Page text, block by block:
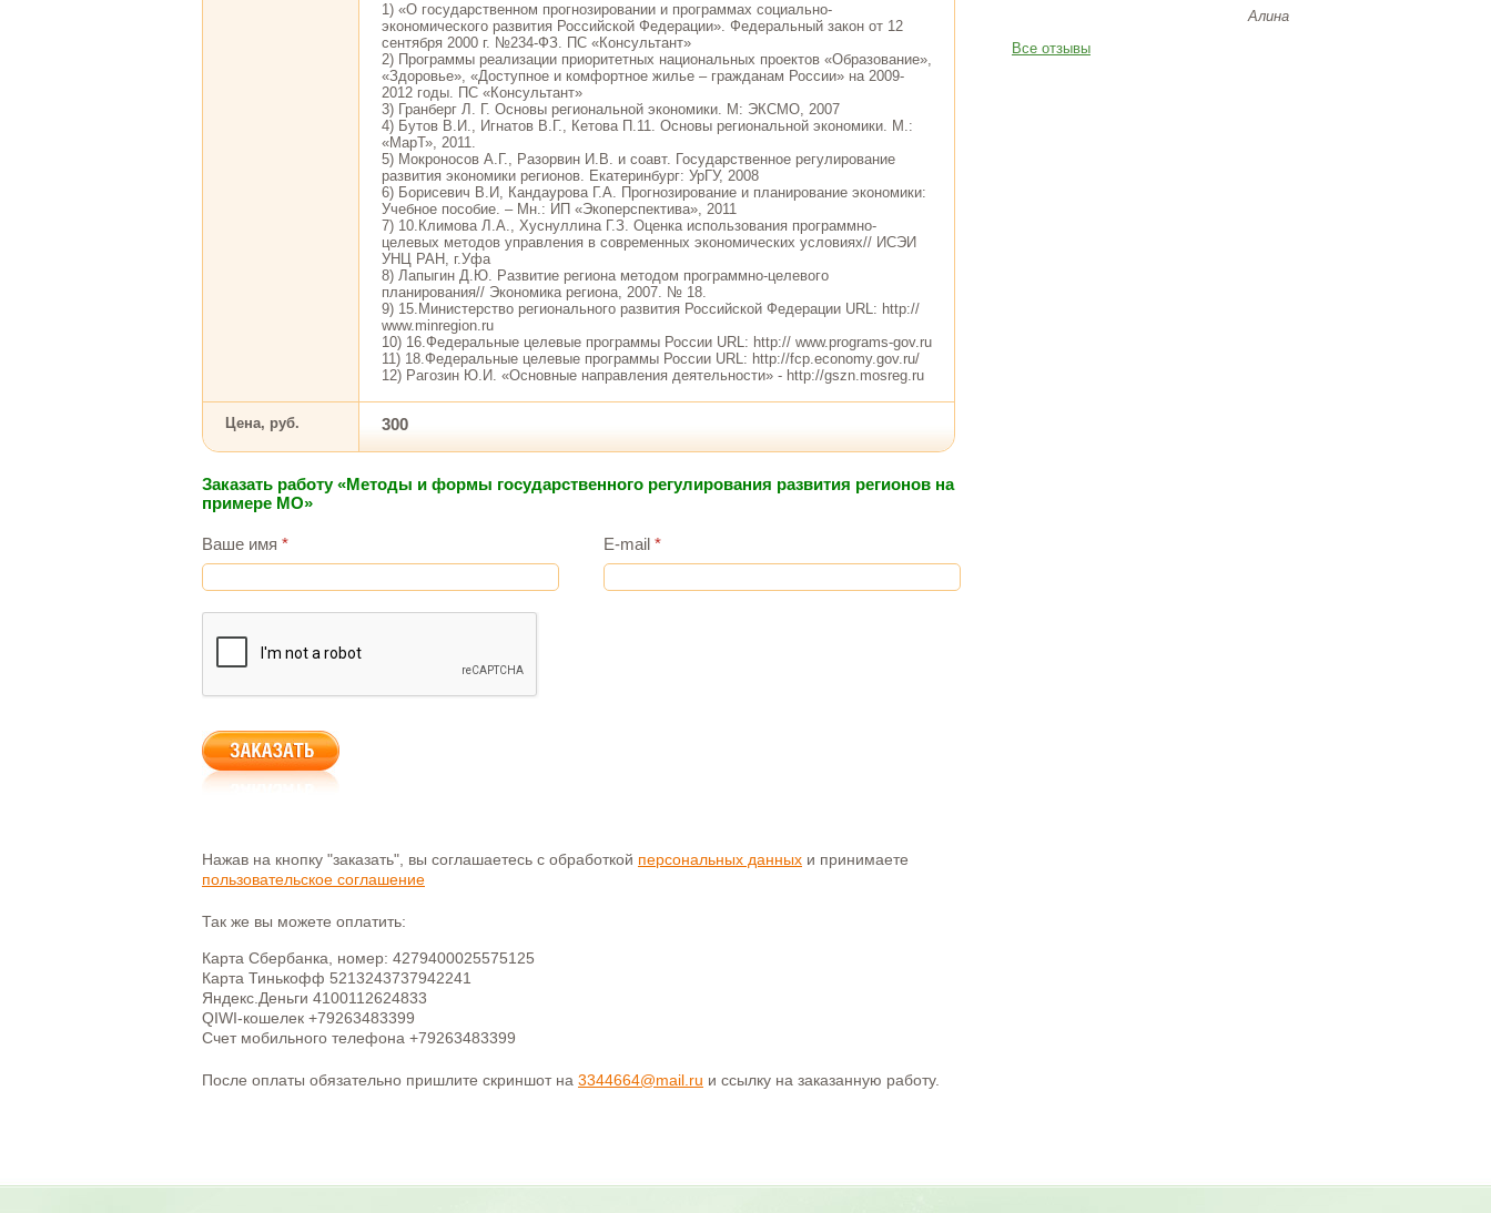
1) «О государственном прогнозировании и программах социально-
экономического развития Российской Федерации». Федеральный закон от 12
сентября 2000 г. №234-ФЗ. ПС «Консультант»
2) Программы реализации приоритетных национальных проектов «Образование»,
«Здоровье», «Доступное и комфортное жилье – гражданам России» на 2009-
2012 годы. ПС «Консультант»
3) Гранберг Л. Г. Основы региональной экономики. М: ЭКСМО, 2007
4) Бутов В.И., Игнатов В.Г., Кетова П.11. Основы региональной экономики. М.:
«МарТ», 2011.
5) Мокроносов А.Г., Разорвин И.В. и соавт. Государственное регулирование
развития экономики регионов. Екатеринбург: УрГУ, 2008
6) Борисевич В.И, Кандаурова Г.А. Прогнозирование и планирование экономики:
Учебное пособие. – Мн.: ИП «Экоперспектива», 2011
7) 10.Климова Л.А., Хуснуллина Г.З. Оценка использования программно-
целевых методов управления в современных экономических условиях// ИСЭИ
УНЦ РАН, г.Уфа
8) Лапыгин Д.Ю. Развитие региона методом программно-целевого
планирования// Экономика региона, 2007. № 18.
9) 15.Министерство регионального развития Российской Федерации URL: http://
www.minregion.ru
10) 16.Федеральные целевые программы России URL: http:// www.programs-gov.ru
11) 18.Федеральные целевые программы России URL: http://fcp.economy.gov.ru/
12) Рагозин Ю.И. «Основные направления деятельности» - http://gszn.mosreg.ru
Цена, руб. 300
Заказать работу «Методы и формы государственного регулирования развития регионов на
примере МО»
Ваше имя * E-mail *
Нажав на кнопку "заказать", вы соглашаетесь с обработкой персональных данных и принимаете
пользовательское соглашение
Так же вы можете оплатить:
Карта Сбербанка, номер: 4279400025575125
Карта Тинькофф 5213243737942241
Яндекс.Деньги 4100112624833
QIWI-кошелек +79263483399
Счет мобильного телефона +79263483399
После оплаты обязательно пришлите скриншот на 3344664@mail.ru и ссылку на заказанную работу.
Алина
Все отзывы